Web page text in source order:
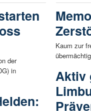
der
in
Kaum zur
Aktiv